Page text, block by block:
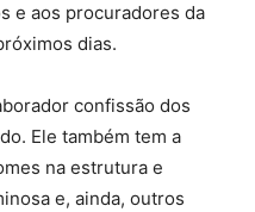
e aos procuradores da
dias.
confissão dos
Ele também tem a
na estrutura e
e, ainda, outros